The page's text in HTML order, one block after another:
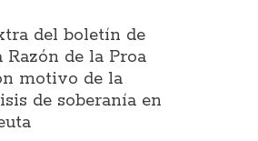
del boletín de
Razón de la Proa
motivo de la
de soberanía en